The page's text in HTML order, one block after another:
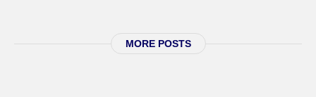
MORE POSTS